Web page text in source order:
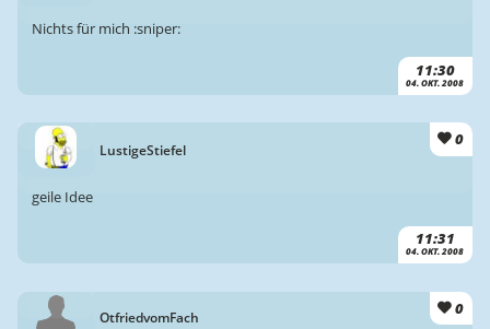
11:30
04. OKT. 2008
Nichts für mich :sniper:
LustigeStiefel
0
11:31
04. OKT. 2008
geile Idee
OtfriedvomFach 0